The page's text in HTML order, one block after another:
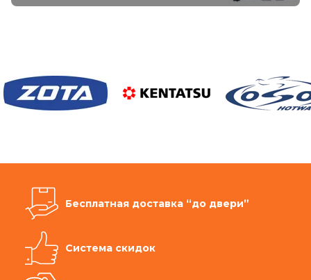
Бесплатная доставка “до двери”
Система скидок